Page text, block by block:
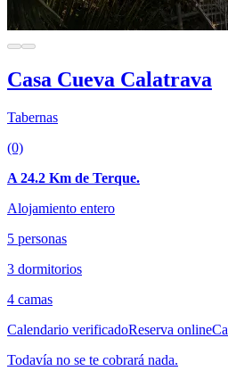
Casa Cueva Calatrava
Tabernas
(0)
A 24.2 Km de Terque.
Alojamiento entero
5 personas
3 dormitorios
4 camas
Calendario verificadoReserva online
Todavía no se te cobrará nada.